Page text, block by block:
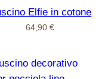
Elfie in cotone
64,90€